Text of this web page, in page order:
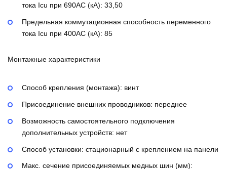
тока Icu при 690AC (кА): 33,50
Предельная коммутационная способность переменного
тока Icu при 400АС (кА): 85
Монтажные характеристики
Способ крепления (монтажа): винт
Присоединение внешних проводников: переднее
Возможность самостоятельного подключения
дополнительных устройств: нет
Способ установки: стационарный с креплением на панели
Макс. сечение присоединяемых медных шин (мм):